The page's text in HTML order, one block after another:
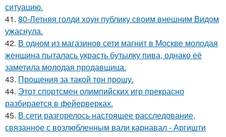
ситуацию.
41. 80-Летняя голди хоун публику своим внешним Видом
ужаснула.
42. В одном из магазинов сети магнит в Москве молодая
женщина пыталась украсть бутылку пива, однако её
заметила молодая продавщица.
43. Прощения за такой тон прошу.
44. Этот спортсмен олимпийских игр прекрасно
разбирается в фейерверках.
45. В сети разгорелось настоящее расследование,
связанное с возлюбленным вали карнавал - Аргишти